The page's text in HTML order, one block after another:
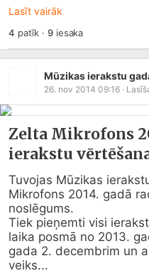
Lasīt vairāk
4 patīk ·9iesaka
Mūzikas ierakstu
26. nov 2014 09:16 ·
Zelta Mikrofons
ierakstu
Tuvojas Mūzikas
Mikrofons 2014. gadā
noslēgums.
Tiek pieņemti visi
laika posmā no 2013.
gada 2. decembrim un
veiks...